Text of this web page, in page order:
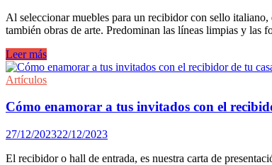
Al seleccionar muebles para un recibidor con sello
también obras de arte. Predominan las líneas limpias y las
Esplendor
Italiano:
Cómo
tu
con
Elegancia
y
Leer más
Artículos
Cómo enamorar a tus invitados con el
27/12/202322/12/2023
El recibidor o hall de entrada, es nuestra carta de